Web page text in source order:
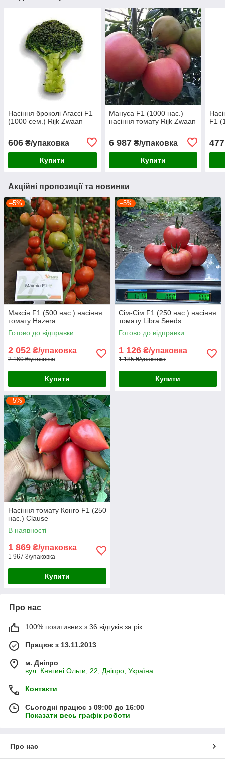
Насіння броколі Агассі F1
(1000 сем.) Rijk Zwaan
606 ₴/упаковка
Купити
Мануса F1 (1000 нас.)
насіння томату Rijk Zwaan
6 987₴/упаковка
Купити
F1
477
Акційні пропозиції та новинки
–5%
Максін F1 (500 нас.) насіння
томату Hazera
Готово до відправки
2 052 ₴/упаковка
2 160 ₴/упаковка
Купити
–5%
Сім-Сім F1 (250 нас.) насіння
томату Libra Seeds
Готово до відправки
1 126 ₴/упаковка
1 185 ₴/упаковка
Купити
–5%
Насіння томату Конго F1 (250
нас.) Clause
В наявності
1 869 ₴/упаковка
1 967 ₴/упаковка
Купити
Про нас
100% позитивних з 36 відгуків за рік
Працює з 13.11.2013
м. Дніпро
вул. Княгині Ольги, 22, Дніпро, Україна
Контакти
Сьогодні працює з 09:00 до 16:00
Показати весь графік роботи
Про нас